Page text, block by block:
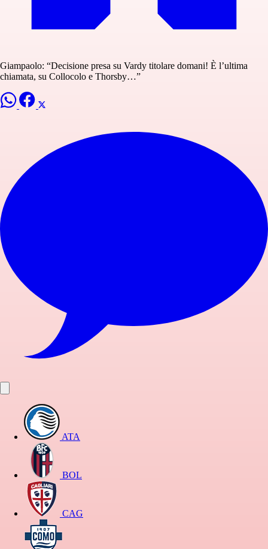
Giampaolo: “Decisione presa su Vardy titolare domani! È l’ultima
chiamata, su Collocolo e Thorsby…”
ATA
BOL
CAG